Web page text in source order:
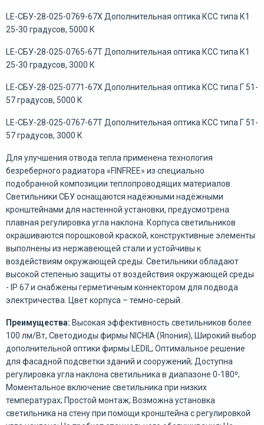
LE-СБУ-28-025-0769-67Х Дополнительная оптика КСС типа К1
25-30 градусов, 5000 К
LE-СБУ-28-025-0765-67Т Дополнительная оптика КСС типа К1
25-30 градусов, 3000 К
LE-СБУ-28-025-0771-67Х Дополнительная оптика КСС типа Г 51-
57 градусов, 5000 К
LE-СБУ-28-025-0767-67Т Дополнительная оптика КСС типа Г 51-
57 градусов, 3000 К
Для улучшения отвода тепла применена технология
безреберного радиатора «FINFREE» из специально
подобранной композиции теплопроводящих материалов.
Светильники СБУ оснащаются надёжными надёжными
кронштейнами для настенной установки, предусмотрена
плавная регулировка угла наклона. Корпуса светильников
окрашиваются порошковой краской, конструктивные элементы
выполнены из нержавеющей стали и устойчивы к
воздействиям окружающей среды. Светильники обладают
высокой степенью защиты от воздействия окружающей среды
- IP 67 и снабжены герметичным коннектором для подвода
электричества. Цвет корпуса – темно-серый.
Преимущества: Высокая эффективность светильников более
100 лм/Вт, Светодиоды фирмы NICHIA (Япония), Широкий выбор
дополнительной оптики фирмы LEDIL; Оптимальное решение
для фасадной подсветки зданий и сооружений; Доступна
регулировка угла наклона светильника в диапазоне 0-180⁰;
Моментальное включение светильника при низких
температурах; Простой монтаж; Возможна установка
светильника на стену при помощи кронштейна с регулировкой